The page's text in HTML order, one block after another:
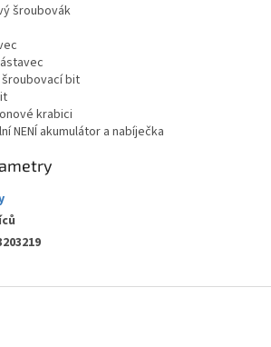
šroubovák
bit
krabici
NENÍ akumulátor a nabíječka